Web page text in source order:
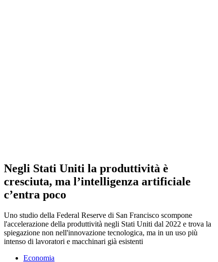
Negli Stati Uniti la produttività è
cresciuta, ma l’intelligenza artificiale
c’entra poco
Uno studio della Federal Reserve di San Francisco scompone
l'accelerazione della produttività negli Stati Uniti dal 2022 e trova la
spiegazione non nell'innovazione tecnologica, ma in un uso più
intenso di lavoratori e macchinari già esistenti
Economia